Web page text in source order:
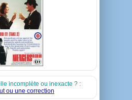
incomplète ou inexacte ? :
ou une correction